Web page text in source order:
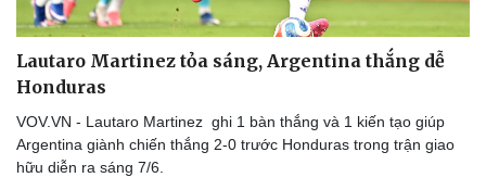
Lautaro Martinez tỏa sáng, Argentina thắng dễ
Honduras
VOV.VN - Lautaro Martinez ghi 1 bàn thắng và 1 kiến tạo giúp
Argentina giành chiến thắng 2-0 trước Honduras trong trận giao
hữu diễn ra sáng 7/6.